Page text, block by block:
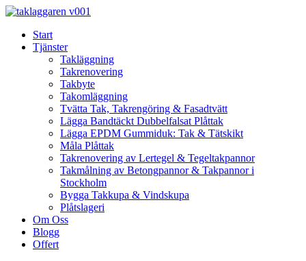
Skip
contentStart
Tjänster
Takläggning
Takrenovering
Takbyte
Takomläggning
Tvätta Tak, Takrengöring & Fasadtvätt
Lägga Bandtäckt Dubbelfalsat Plåttak
Lägga EPDM Gummiduk: Tak & Tätskikt
Måla Plåttak
Takrenovering av Lertegel & Tegeltakpannor
Takmålning av Betongpannor & Takpannor i
Stockholm
Bygga Takkupa & Vindskupa
Plåtslageri
Om Oss
Blogg
Offert